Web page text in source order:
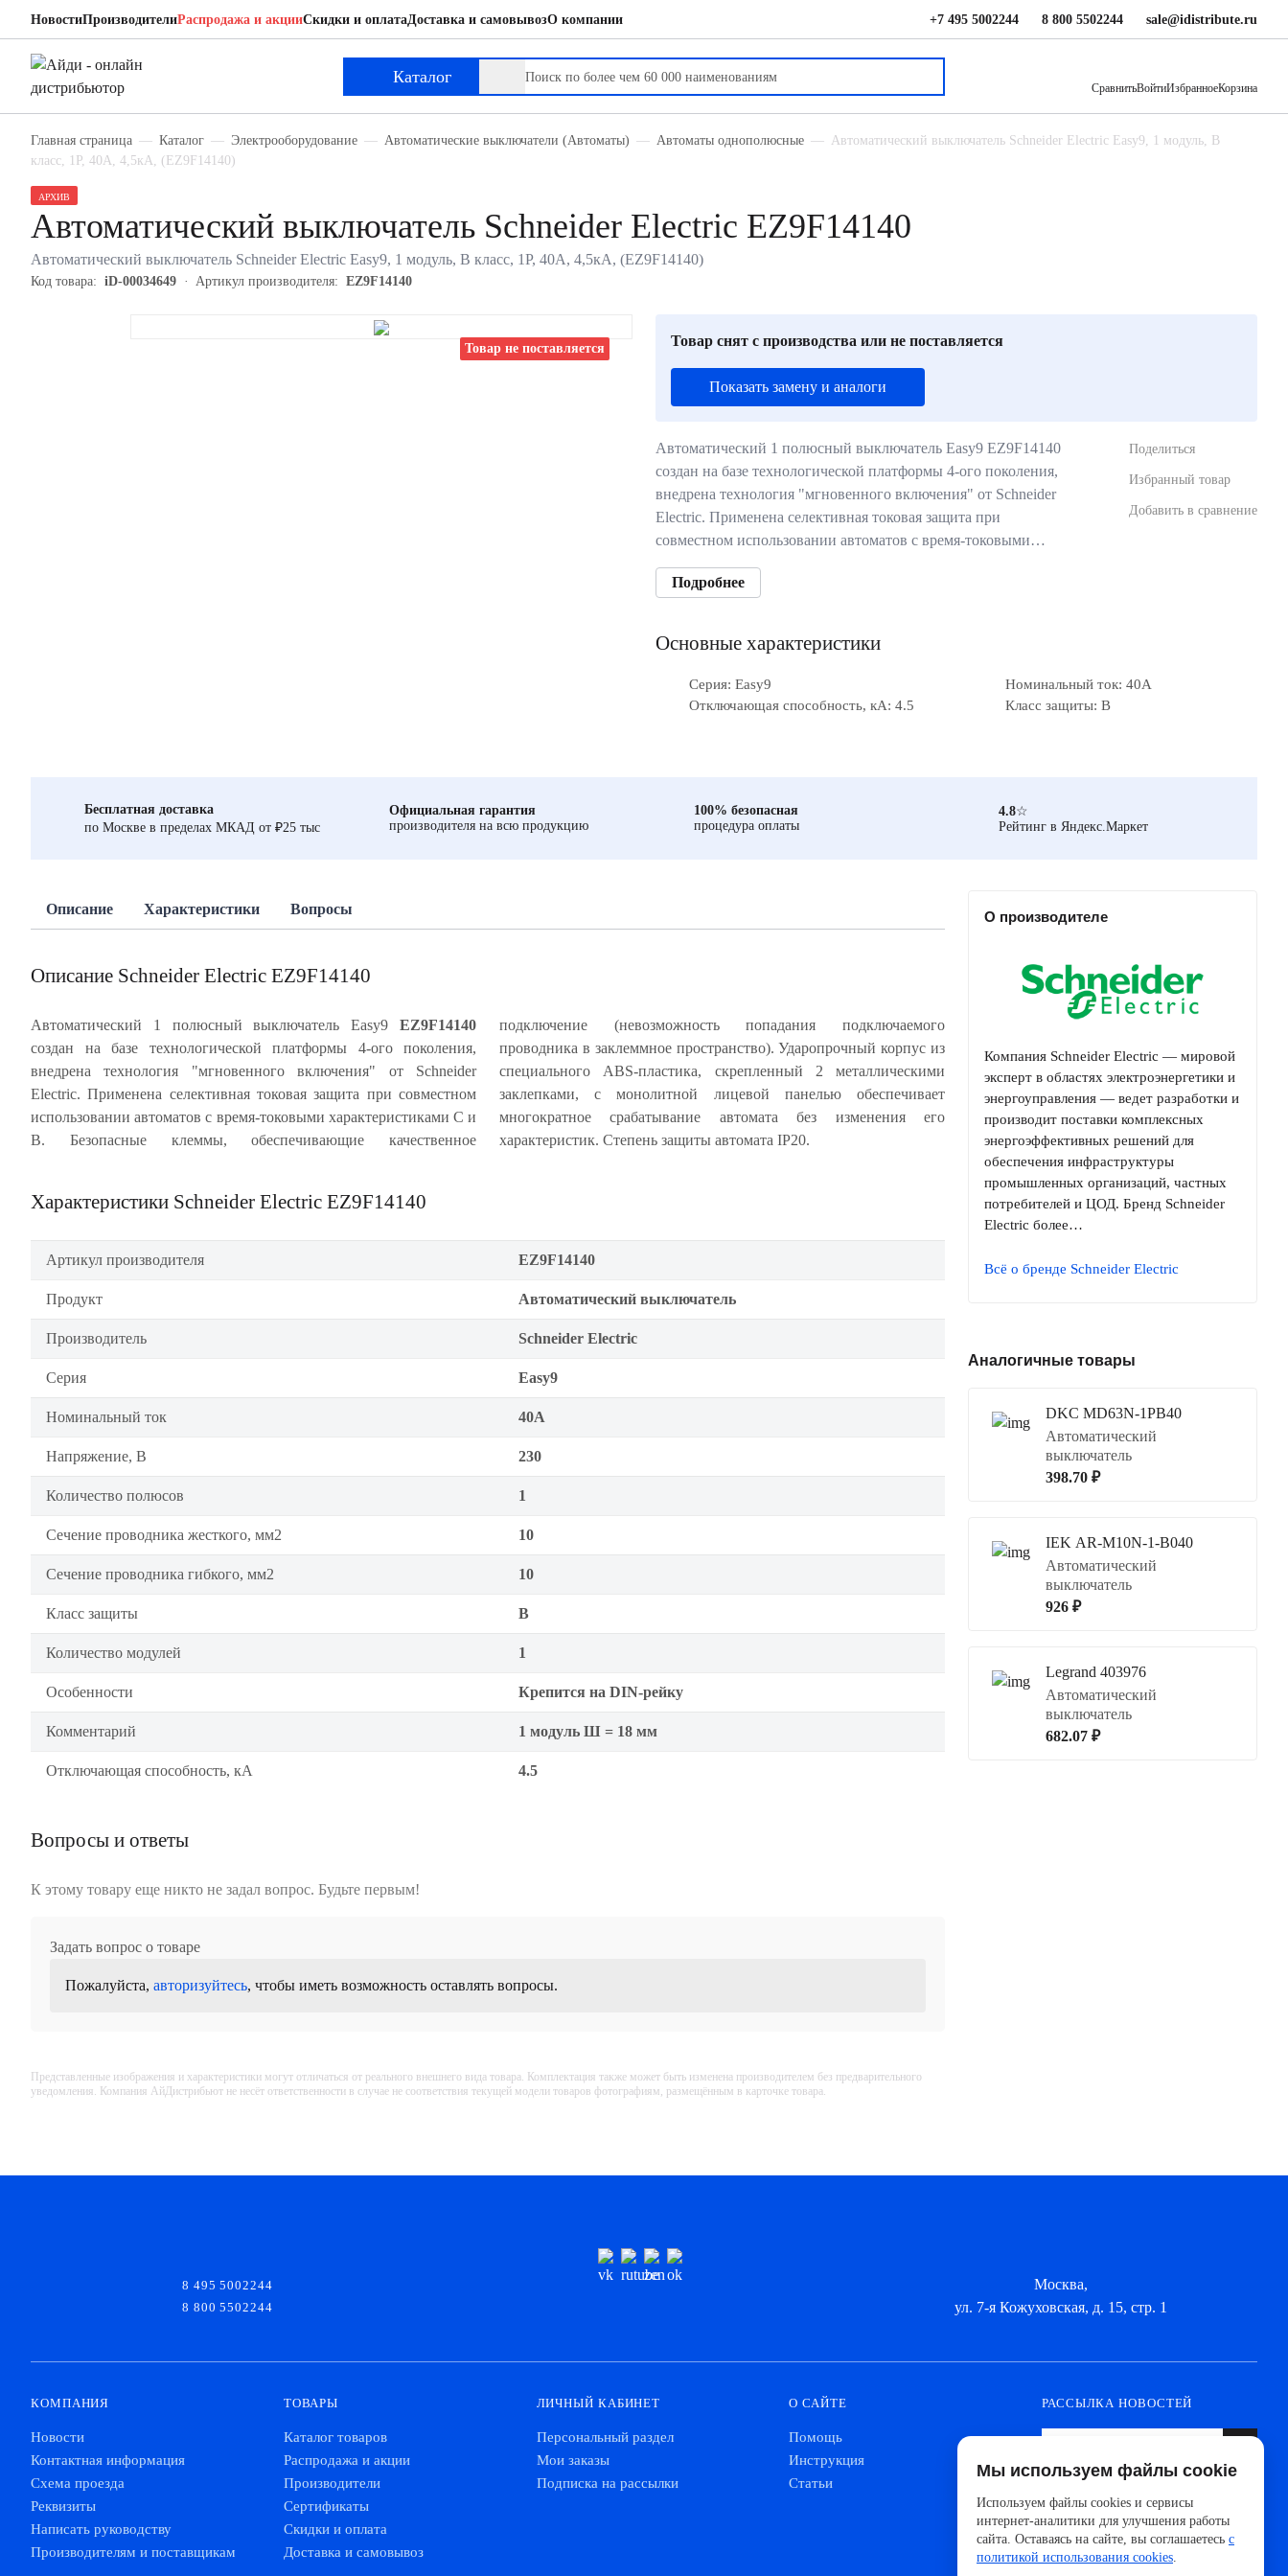
НовостиПроизводителиРаспродажа и акцииСкидки и оплатаДоставка и самовывозО компании +7 495 5002244 8 800 5502244 sale@idistribute.ru
Каталог
СравнитьВойтиИзбранноеКорзина
Главная страница Каталог Электрооборудование Автоматические выключатели (Автоматы) Автоматы однополюсные
Автоматический выключатель Schneider Electric Easy9, 1 модуль, B
класс, 1P, 40А, 4,5кА, (EZ9F14140)
Товар не поставляется
АРХИВ
Автоматический выключатель Schneider Electric EZ9F14140
Автоматический выключатель Schneider Electric Easy9, 1 модуль, B класс, 1P, 40А, 4,5кА, (EZ9F14140)
Код товара: iD-00034649 Артикул производителя: EZ9F14140
Товар снят с производства или не поставляется
Показать замену и аналоги
Автоматический 1 полюсный выключатель Easy9 EZ9F14140
создан на базе технологической платформы 4-ого поколения,
внедрена технология "мгновенного включения" от Schneider
Electric. Применена селективная токовая защита при
совместном использовании автоматов с время-токовыми…
Подробнее
Поделиться
Избранный товар
Добавить в сравнение
Основные характеристики
Серия: Easy9
Номинальный ток: 40А
Отключающая способность, кА: 4.5
Класс защиты: B
Бесплатная доставка
по Москве в пределах МКАД от ₽25 тыс
Официальная гарантия
производителя на всю продукцию
100% безопасная
процедура оплаты
4.8☆
Рейтинг в Яндекс.Маркет
Описание Характеристики Вопросы
Описание Schneider Electric EZ9F14140
Автоматический 1 полюсный выключатель Easy9 EZ9F14140
создан на базе технологической платформы 4-ого поколения,
внедрена технология "мгновенного включения" от Schneider
Electric. Применена селективная токовая защита при совместном
использовании автоматов с время-токовыми характеристиками C и
B. Безопасные клеммы, обеспечивающие качественное
подключение (невозможность попадания подключаемого
проводника в заклеммное пространство). Ударопрочный корпус из
специального ABS-пластика, скрепленный 2 металлическими
заклепками, с монолитной лицевой панелью обеспечивает
многократное срабатывание автомата без изменения его
характеристик. Степень защиты автомата IP20.
Характеристики Schneider Electric EZ9F14140
Артикул производителя EZ9F14140
Продукт Автоматический выключатель
Производитель Schneider Electric
Серия Easy9
Номинальный ток 40А
Напряжение, В 230
Количество полюсов 1
Сечение проводника жесткого, мм2 10
Сечение проводника гибкого, мм2 10
Класс защиты B
Количество модулей 1
Особенности Крепится на DIN-рейку
Комментарий 1 модуль Ш = 18 мм
Отключающая способность, кА 4.5
Вопросы и ответы
К этому товару еще никто не задал вопрос. Будьте первым!
Задать вопрос о товаре
Пожалуйста, авторизуйтесь, чтобы иметь возможность оставлять вопросы.
Представленные изображения и характеристики могут отличаться от реального внешнего вида товара. Комплектация также может быть изменена производителем без предварительного
уведомления. Компания АйДистрибьют не несёт ответственности в случае не соответствия текущей модели товаров фотографиям, размещённым в карточке товара.
О производителе
Компания Schneider Electric — мировой
эксперт в областях электроэнергетики и
энергоуправления — ведет разработки и
производит поставки комплексных
энергоэффективных решений для
обеспечения инфраструктуры
промышленных организаций, частных
потребителей и ЦОД. Бренд Schneider
Electric более…
Всё о бренде Schneider Electric
Аналогичные товары
DKC MD63N-1PB40
Автоматический
выключатель
398.70 ₽
IEK AR-M10N-1-B040
Автоматический
выключатель
926 ₽
Legrand 403976
Автоматический
выключатель
682.07 ₽
Schneider Electric EZ9F14140
Автоматический выключатель
8 495 5002244
8 800 5502244
Москва,
ул. 7-я Кожуховская, д. 15, стр. 1
КОМПАНИЯ
Новости
Контактная информация
Схема проезда
Реквизиты
Написать руководству
Производителям и поставщикам
ТОВАРЫ
Каталог товаров
Распродажа и акции
Производители
Сертификаты
Скидки и оплата
Доставка и самовывоз
ЛИЧНЫЙ КАБИНЕТ
Персональный раздел
Мои заказы
Подписка на рассылки
О САЙТЕ
Помощь
Инструкция
Статьи
РАССЫЛКА НОВОСТЕЙ
новинок от ведущих производителей и
новостей АйДистрибьют
Мы используем файлы cookie
Используем файлы cookies и сервисы
интернет-аналитики для улучшения работы
сайта. Оставаясь на сайте, вы соглашаетесь с
политикой использования cookies.